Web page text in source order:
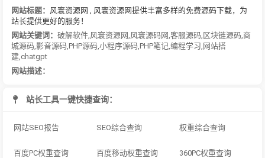
网站标题： 风寰资源网 , 风寰资源网提供丰富多样的免费源码下载，为
站长提供更好的服务！
网站关键词： 破解软件 风寰资源网 风寰源码网 客服源码 区块链源码 商
城源码 影音源码 PHP源码 小程序源码 PHP笔记 编程学习 网站搭
建 chatgpt
网站描述：
站长工具一键快捷查询：
网站SEO报告 SEO综合查询 权重综合查询
百度PC权重查询 百度移动权重查询 360PC权重查询